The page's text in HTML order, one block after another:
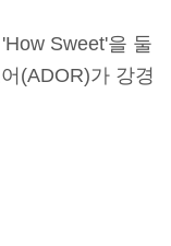
Sweet'을 둘
(ADOR)가 강경